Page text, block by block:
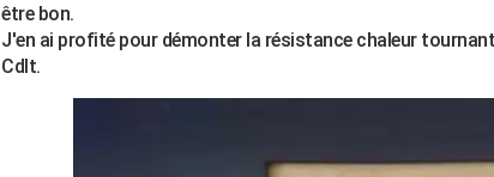
être bon.
J'en ai profité pour démonter la résistance chaleur
Cdlt.